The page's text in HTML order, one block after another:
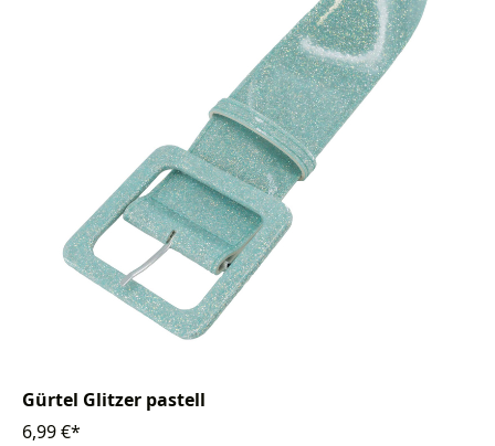
Gürtel Glitzer pastell
6,99 €*